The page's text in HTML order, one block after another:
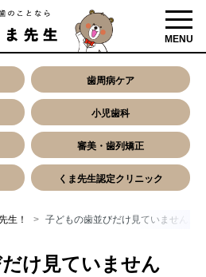
MENU
歯周病ケア
小児歯科
審美・歯列矯正
くま先生認定クリニック
生！ 子どもの歯並びだけ見ていませんか
け見ていません